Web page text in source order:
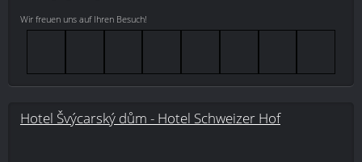
Wir freuen uns auf Ihren Besuch!
Hotel Švýcarský dům - Hotel Schweizer Hof